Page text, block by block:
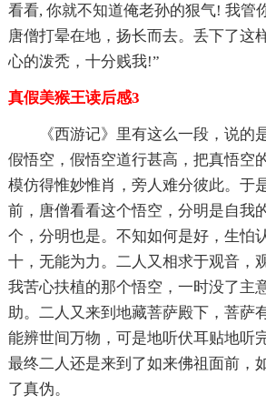
看看, 你就不知道俺老孙的狠气! 我管
唐僧打晕在地，扬长而去。丢下了这
心的泼秃，十分贱我!”
真假美猴王读后感3
《西游记》里有这么一段，说的
假悟空，假悟空道行甚高，把真悟空
模仿得惟妙惟肖，旁人难分彼此。于
前，唐僧看看这个悟空，分明是自我
个，分明也是。不知如何是好，生怕
十，无能为力。二人又相求于观音，
我苦心扶植的那个悟空，一时没了主
助。二人又来到地藏菩萨殿下，菩萨
能辨世间万物，可是地听伏耳贴地听
最终二人还是来到了如来佛祖面前，
了真伪。